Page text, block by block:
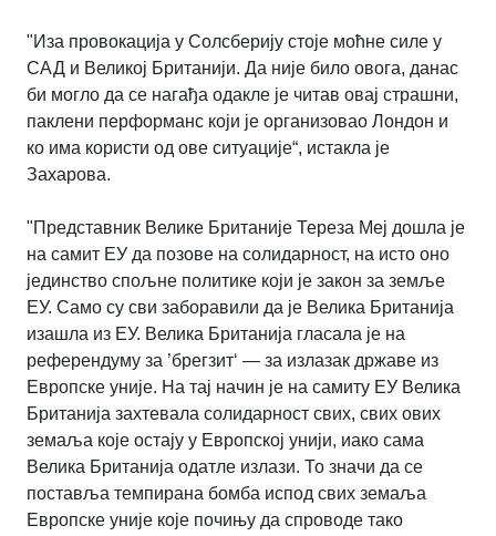
"Иза провокација у Солсберију стоје моћне силе у
САД и Великој Британији. Да није било овога, данас
би могло да се нагађа одакле је читав овај страшни,
паклени перформанс који је организовао Лондон и
ко има користи од ове ситуације“, истакла је
Захарова.
"Представник Велике Британије Тереза Меј дошла је
на самит ЕУ да позове на солидарност, на исто оно
јединство спољне политике који је закон за земље
ЕУ. Само су сви заборавили да је Велика Британија
изашла из ЕУ. Велика Британија гласала је на
референдуму за ’брегзит‘ — за излазак државе из
Европске уније. На тај начин је на самиту ЕУ Велика
Британија захтевала солидарност свих, свих ових
земаља које остају у Европској унији, иако сама
Велика Британија одатле излази. То значи да се
поставља темпирана бомба испод свих земаља
Европске уније које почињу да спроводе тако